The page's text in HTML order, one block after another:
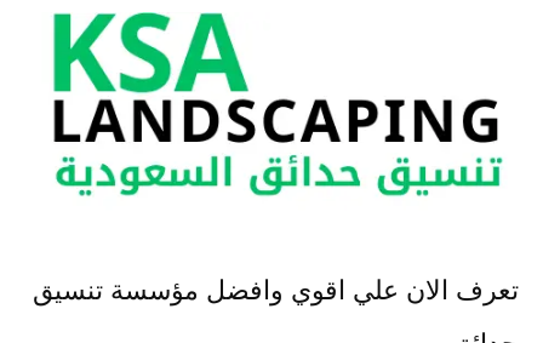
تعرف الان علي اقوي وافضل مؤسسة تنسيق